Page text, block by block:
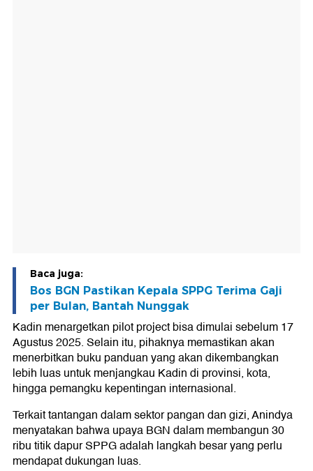
Baca juga:
Bos BGN Pastikan Kepala SPPG Terima Gaji
per Bulan, Bantah Nunggak
Kadin menargetkan pilot project bisa dimulai sebelum 17
Agustus 2025. Selain itu, pihaknya memastikan akan
menerbitkan buku panduan yang akan dikembangkan
lebih luas untuk menjangkau Kadin di provinsi, kota,
hingga pemangku kepentingan internasional.
Terkait tantangan dalam sektor pangan dan gizi, Anindya
menyatakan bahwa upaya BGN dalam membangun 30
ribu titik dapur SPPG adalah langkah besar yang perlu
mendapat dukungan luas.